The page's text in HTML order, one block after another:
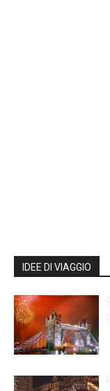
IDEE DI VIAGGIO